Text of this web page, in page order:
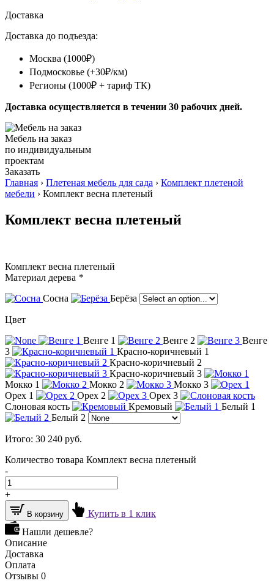
Доставка
Доставка до подъезда:
Москва (1000₽)
Подмосковье (+30₽/км)
Регионы (1000₽ + тариф ТК)
Доставка осуществляется в течении 30 рабочих дней.
Мебель на заказ
по индивидуальным
проектам
Заказать
Главная › Плетеная мебель для сада › Комплект плетеной
мебели › Комплект весна плетеный
Комплект весна плетеный
Комплект весна плетеный
Материал дерева *
Сосна
Берёза
Цвет
Венге 1
Венге 2
Венге
3
Красно-коричневый 1
Красно-коричневый 2
Красно-коричневый 3
Мокко 1
Мокко 2
Мокко 3
Орех 1
Орех 2
Орех 3
Слоновая кость
Кремовый
Белый 1
Белый 2
Итого: 30 240 руб.
Количество товара Комплект весна плетеный
-
+
В корзину
Купить в 1 клик
Нашли дешевле?
Описание
Доставка
Оплата
Отзывы 0